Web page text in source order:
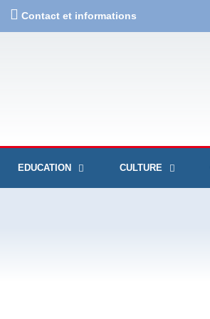
Contact et informations
EDUCATION CULTURE